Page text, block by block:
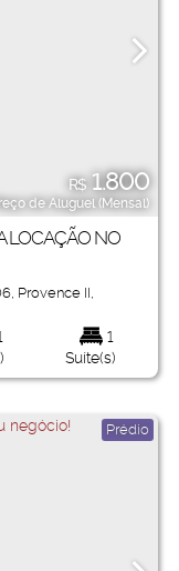
R$1.800
de Aluguel (Mensal)
LOCAÇÃO NO
, Provence II,
1
Suíte(s)
Prédio